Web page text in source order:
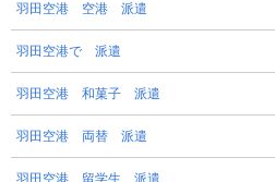
羽田空港 空港 派遣
羽田空港で 派遣
羽田空港 和菓子 派遣
羽田空港 両替 派遣